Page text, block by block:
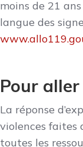
moins de 21
langue des
Pour
La réponse
violences faites
toutes les